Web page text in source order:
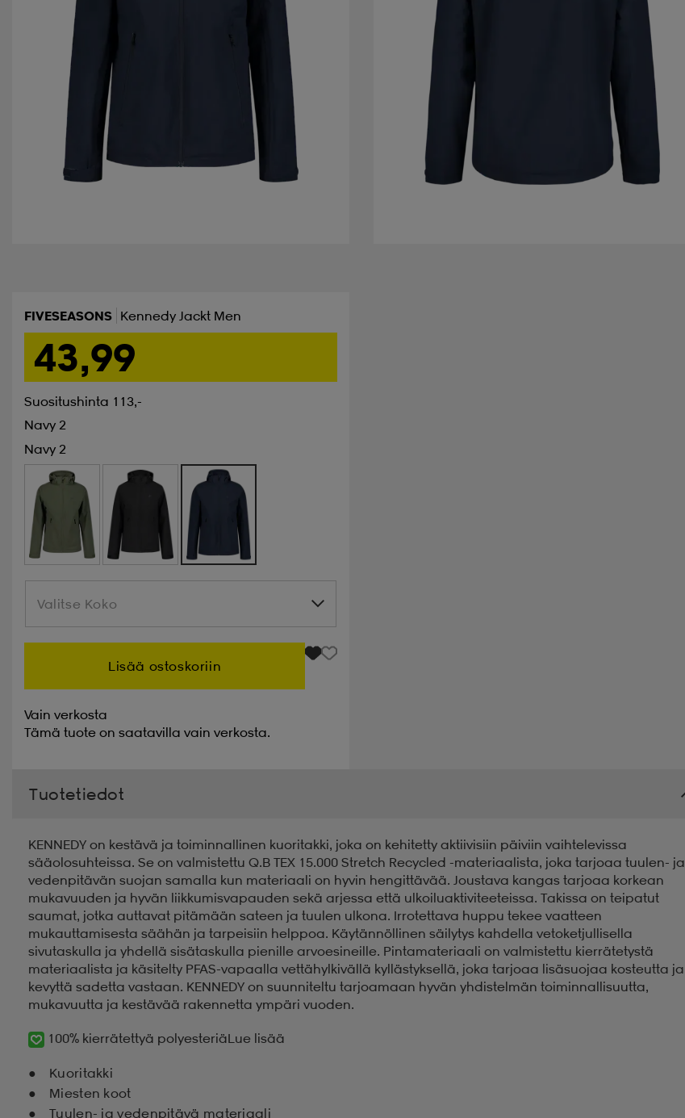
FIVESEASONS Kennedy Jackt Men
43,99
Suositushinta 113,-
Navy 2
Navy 2
Valitse Koko
Valitse Koko
Lisää ostoskoriin
Vain verkosta
Tämä tuote on saatavilla vain verkosta.
Tuotetiedot
KENNEDY on kestävä ja toiminnallinen kuoritakki, joka on kehitetty aktiivisiin päiviin vaihtelevissa
sääolosuhteissa. Se on valmistettu Q.B TEX 15.000 Stretch Recycled -materiaalista, joka tarjoaa tuulen- ja
vedenpitävän suojan samalla kun materiaali on hyvin hengittävää. Joustava kangas tarjoaa korkean
mukavuuden ja hyvän liikkumisvapauden sekä arjessa että ulkoiluaktiviteeteissa. Takissa on teipatut
saumat, jotka auttavat pitämään sateen ja tuulen ulkona. Irrotettava huppu tekee vaatteen
mukauttamisesta säähän ja tarpeisiin helppoa. Käytännöllinen säilytys kahdella vetoketjullisella
sivutaskulla ja yhdellä sisätaskulla pienille arvoesineille. Pintamateriaali on valmistettu kierrätetystä
materiaalista ja käsitelty PFAS-vapaalla vettähylkivällä kyllästyksellä, joka tarjoaa lisäsuojaa kosteutta ja
kevyttä sadetta vastaan. KENNEDY on suunniteltu tarjoamaan hyvän yhdistelmän toiminnallisuutta,
mukavuutta ja kestävää rakennetta ympäri vuoden.
100% kierrätettyä polyesteriäLue lisää
Kuoritakki
Miesten koot
Tuulen- ja vedenpitävä materiaali